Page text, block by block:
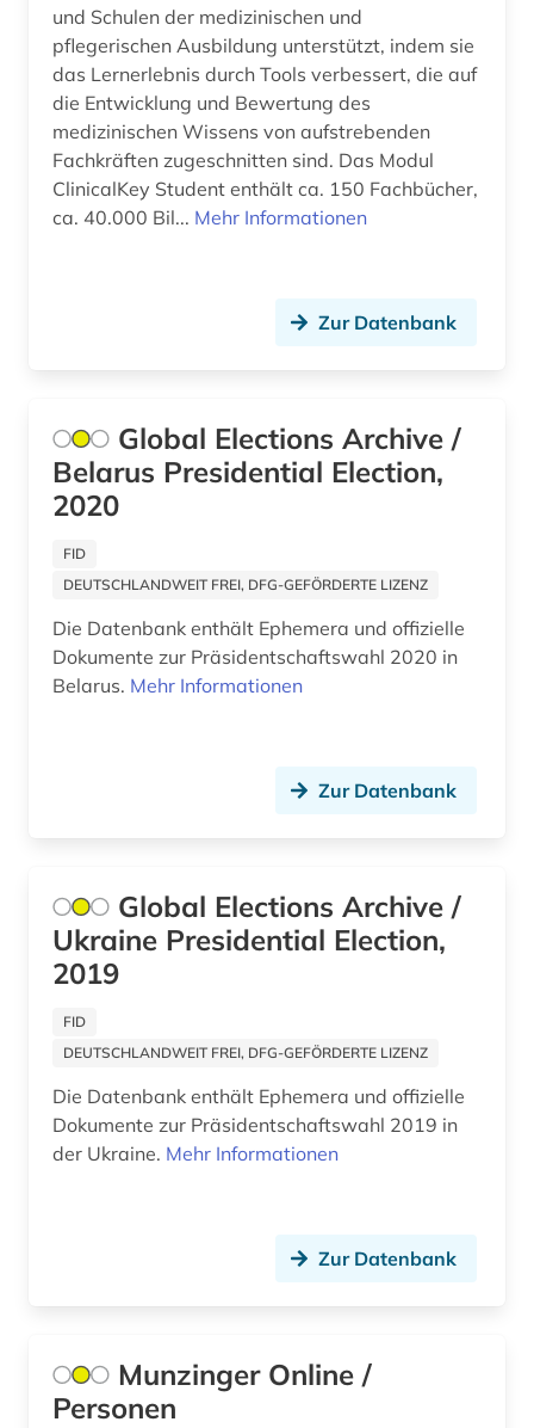
allgemein (1)
allgemein bildende schule (1)
allgemeine geschäftsbedingungen (1)
allgemeine kulturwissenschaft (1)
allgemeine volkswirtschaftslehre (3)
allgemeines bauingenieurwesen (1)
allgemeines sozialversicherungsgesetz (1)
allgemeinmedizin (1)
allierte (1)
alltag (8)
alltagsgegenstand (1)
aloys ludwig (1)
und Schulen der medizinischen und
pflegerischen Ausbildung unterstützt, indem sie
das Lernerlebnis durch Tools verbessert, die auf
die Entwicklung und Bewertung des
medizinischen Wissens von aufstrebenden
Fachkräften zugeschnitten sind. Das Modul
ClinicalKey Student enthält ca. 150 Fachbücher,
ca. 40.000 Bil... Mehr Informationen
Zur Datenbank
Global Elections Archive /
Belarus Presidential Election,
2020
FID
DEUTSCHLANDWEIT FREI, DFG-GEFÖRDERTE LIZENZ
Die Datenbank enthält Ephemera und offizielle
Dokumente zur Präsidentschaftswahl 2020 in
Belarus. Mehr Informationen
Zur Datenbank
Global Elections Archive /
Ukraine Presidential Election,
2019
FID
DEUTSCHLANDWEIT FREI, DFG-GEFÖRDERTE LIZENZ
Die Datenbank enthält Ephemera und offizielle
Dokumente zur Präsidentschaftswahl 2019 in
der Ukraine. Mehr Informationen
Zur Datenbank
Munzinger Online /
Personen